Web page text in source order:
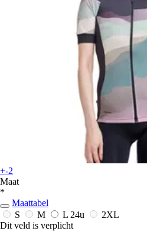
+-2
Maat
*
Maattabel
S
M L 24u
2XL
Dit veld is verplicht